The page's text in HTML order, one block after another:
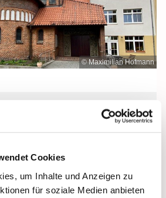
Cookies
um Inhalte und Anzeigen zu
für soziale Medien anbieten
© Maximilian Hofmann
4. November 2027, 09:00
Stralsund,
39, 18439 Stralsund